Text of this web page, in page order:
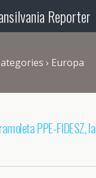
Reporter
› Europa
PPE-FIDESZ, la